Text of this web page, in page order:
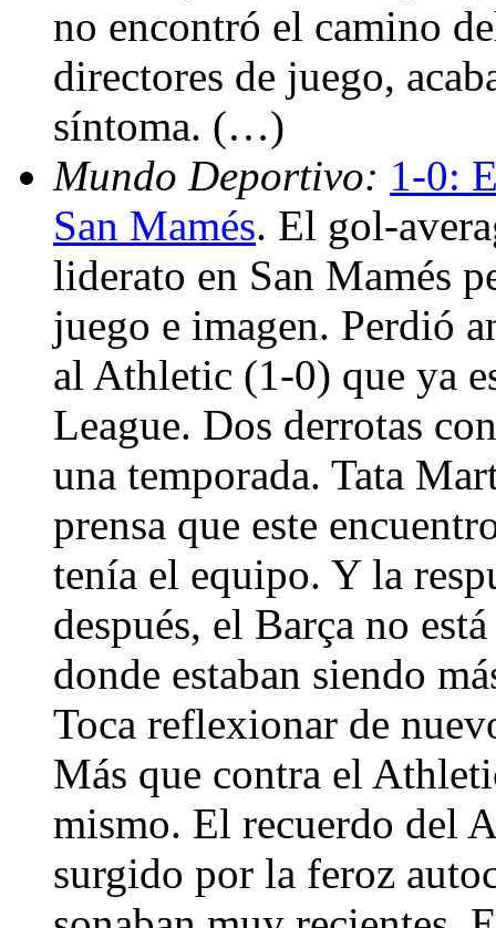
no encontró el camino
directores de juego,
síntoma. (…)
Mundo Deportivo: 1-0:
San Mamés. El gol-
liderato en San Mamés
juego e imagen. Perdió
al Athletic (1-0) que ya
League. Dos derrotas
una temporada. Tata
prensa que este
tenía el equipo. Y la
después, el Barça no
donde estaban siendo
Toca reflexionar de
Más que contra el
mismo. El recuerdo del
surgido por la feroz